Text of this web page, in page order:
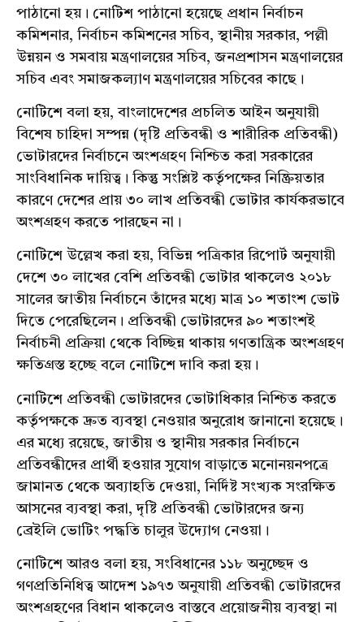
পাঠানো হয়। নোটিশ পাঠানো হয়েছে প্রধান নির্বাচন
কমিশনার, নির্বাচন কমিশনের সচিব, স্থানীয় সরকার, পল্লী
উন্নয়ন ও সমবায় মন্ত্রণালয়ের সচিব, জনপ্রশাসন মন্ত্রণালয়ের
সচিব এবং সমাজকল্যাণ মন্ত্রণালয়ের সচিবের কাছে।
নোটিশে বলা হয়, বাংলাদেশের প্রচলিত আইন অনুযায়ী
বিশেষ চাহিদা সম্পন্ন (দৃষ্টি প্রতিবন্ধী ও শারীরিক প্রতিবন্ধী)
ভোটারদের নির্বাচনে অংশগ্রহণ নিশ্চিত করা সরকারের
সাংবিধানিক দায়িত্ব। কিন্তু সংশ্লিষ্ট কর্তৃপক্ষের নিষ্ক্রিয়তার
কারণে দেশের প্রায় ৩০ লাখ প্রতিবন্ধী ভোটার কার্যকরভাবে
অংশগ্রহণ করতে পারছেন না।
নোটিশে উল্লেখ করা হয়, বিভিন্ন পত্রিকার রিপোর্ট অনুযায়ী
দেশে ৩০ লাখের বেশি প্রতিবন্ধী ভোটার থাকলেও ২০১৮
সালের জাতীয় নির্বাচনে তাঁদের মধ্যে মাত্র ১০ শতাংশ ভোট
দিতে পেরেছিলেন। প্রতিবন্ধী ভোটারদের ৯০ শতাংশই
নির্বাচনী প্রক্রিয়া থেকে বিচ্ছিন্ন থাকায় গণতান্ত্রিক অংশগ্রহণ
ক্ষতিগ্রস্ত হচ্ছে বলে নোটিশে দাবি করা হয়।
নোটিশে প্রতিবন্ধী ভোটারদের ভোটাধিকার নিশ্চিত করতে
কর্তৃপক্ষকে দ্রুত ব্যবস্থা নেওয়ার অনুরোধ জানানো হয়েছে।
এর মধ্যে রয়েছে, জাতীয় ও স্থানীয় সরকার নির্বাচনে
প্রতিবন্ধীদের প্রার্থী হওয়ার সুযোগ বাড়াতে মনোনয়নপত্রে
জামানত থেকে অব্যাহতি দেওয়া, নির্দিষ্ট সংখ্যক সংরক্ষিত
আসনের ব্যবস্থা করা, দৃষ্টি প্রতিবন্ধী ভোটারদের জন্য
ব্রেইলি ভোটিং পদ্ধতি চালুর উদ্যোগ নেওয়া।
নোটিশে আরও বলা হয়, সংবিধানের ১১৮ অনুচ্ছেদ ও
গণপ্রতিনিধিত্ব আদেশ ১৯৭৩ অনুযায়ী প্রতিবন্ধী ভোটারদের
অংশগ্রহণের বিধান থাকলেও বাস্তবে প্রয়োজনীয় ব্যবস্থা না